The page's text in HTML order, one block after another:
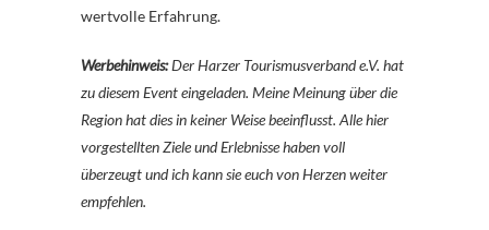
wertvolle Erfahrung.
Werbehinweis:Der Harzer Tourismusverband e.V. hat
zu diesem Event eingeladen. Meine Meinung über die
Region hat dies in keiner Weise beeinflusst. Alle hier
vorgestellten Ziele und Erlebnisse haben voll
überzeugt und ich kann sie euch von Herzen weiter
empfehlen.